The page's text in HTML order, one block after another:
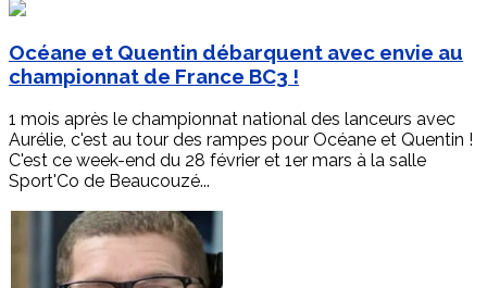
Océane et Quentin débarquent avec envie au
championnat de France BC3 !
1 mois après le championnat national des lanceurs avec
Aurélie, c'est au tour des rampes pour Océane et Quentin !
C'est ce week-end du 28 février et 1er mars à la salle
Sport'Co de Beaucouzé...